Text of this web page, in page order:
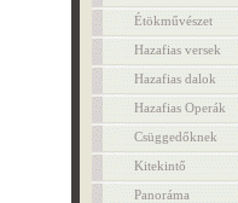
Étökművészet
Hazafias versek
Hazafias dalok
Hazafias Operák
Csüggedőknek
Kitekintő
Panoráma